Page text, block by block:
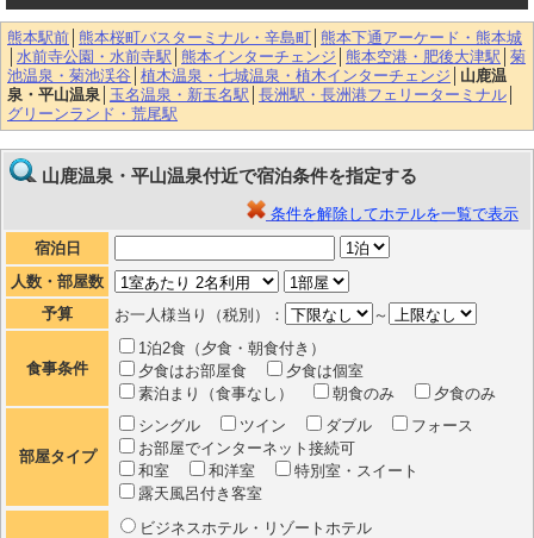
熊本駅前 熊本桜町バスターミナル・辛島町 熊本下通アーケード・熊本城
水前寺公園・水前寺駅 熊本インターチェンジ 熊本空港・肥後大津駅 菊
池温泉・菊池渓谷 植木温泉・七城温泉・植木インターチェンジ
山鹿温
泉・平山温泉 玉名温泉・新玉名駅 長洲駅・長洲港フェリーターミナル
グリーンランド・荒尾駅
山鹿温泉・平山温泉付近で宿泊条件を指定する
条件を解除してホテルを一覧で表示
宿泊日
人数・部屋数
予算
お一人様当り（税別）： ～
食事条件
1泊2食（夕食・朝食付き）
夕食はお部屋食
夕食は個室
素泊まり（食事なし）
朝食のみ 夕食のみ
部屋タイプ
シングル ツイン ダブル
フォース
お部屋でインターネット接続可
和室
和洋室
特別室・スイート
露天風呂付き客室
ビジネスホテル・リゾートホテル